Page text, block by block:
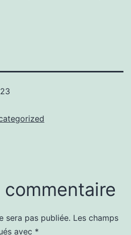
commentaire
sera pas publiée. Les champs
avec *